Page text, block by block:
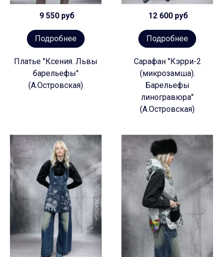
9 550 руб
Подробнее
Платье "Ксения. Львы
барельефы"
(А.Островская)
12 600 руб
Подробнее
Сарафан "Кэрри-2
(микрозамша).
Барельефы
линогравюра"
(А.Островская)